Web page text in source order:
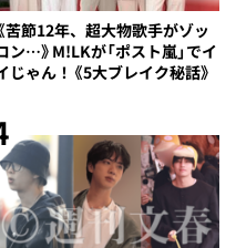
苦節12年、超大物歌手がゾッ
ン…》M!LKが「ポスト嵐」でイ
じゃん！《5大ブレイク秘話》